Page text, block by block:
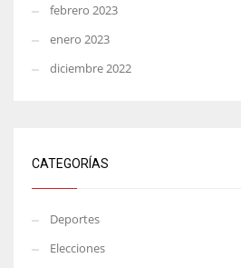
febrero 2023
enero 2023
diciembre 2022
CATEGORÍAS
Deportes
Elecciones